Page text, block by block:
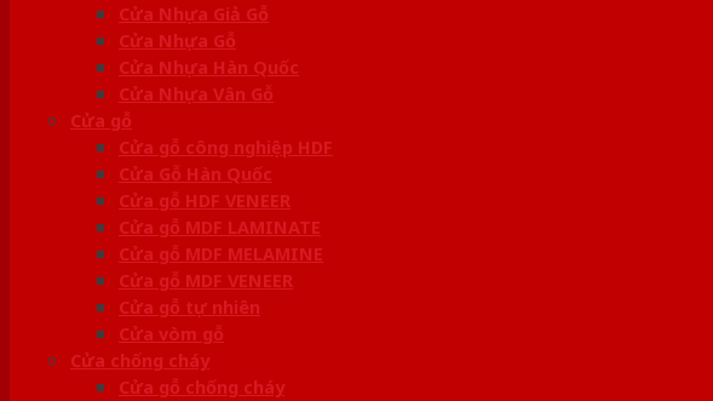
Cửa Nhựa Giả Gỗ
Cửa Nhựa Gỗ
Cửa Nhựa Hàn Quốc
Cửa Nhựa Vân Gỗ
Cửa gỗ
Cửa gỗ công nghiệp HDF
Cửa Gỗ Hàn Quốc
Cửa gỗ HDF VENEER
Cửa gỗ MDF LAMINATE
Cửa gỗ MDF MELAMINE
Cửa gỗ MDF VENEER
Cửa gỗ tự nhiên
Cửa vòm gỗ
Cửa chống cháy
Cửa gỗ chống cháy